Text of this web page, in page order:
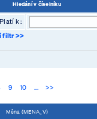
Hledání v číselníku
Platí k :
filtr >>
9 10 ... >>
Měna (MENA_V)